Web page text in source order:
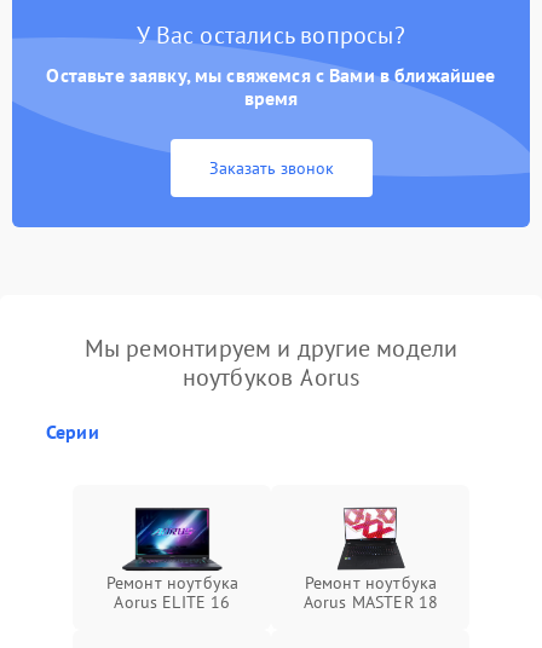
У Вас остались вопросы?
Оставьте заявку, мы свяжемся с Вами в ближайшее
время
Заказать звонок
Мы ремонтируем и другие модели
ноутбуков Aorus
Серии
Ремонт ноутбука
Aorus ELITE 16
Ремонт ноутбука
Aorus MASTER 18